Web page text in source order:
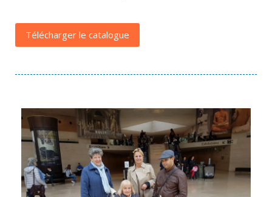
Télécharger le catalogue